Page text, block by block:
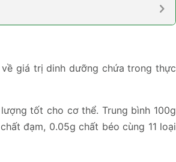
giá trị dinh dưỡng chứa trong thực
tốt cho cơ thể. Trung bình 100g
đạm, 0.05g chất béo cùng 11 loại